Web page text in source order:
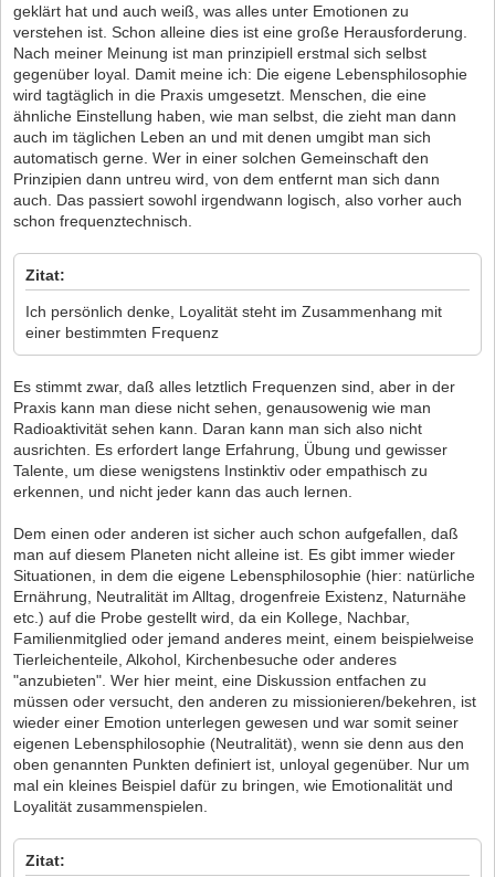
geklärt hat und auch weiß, was alles unter Emotionen zu
verstehen ist. Schon alleine dies ist eine große Herausforderung.
Nach meiner Meinung ist man prinzipiell erstmal sich selbst
gegenüber loyal. Damit meine ich: Die eigene Lebensphilosophie
wird tagtäglich in die Praxis umgesetzt. Menschen, die eine
ähnliche Einstellung haben, wie man selbst, die zieht man dann
auch im täglichen Leben an und mit denen umgibt man sich
automatisch gerne. Wer in einer solchen Gemeinschaft den
Prinzipien dann untreu wird, von dem entfernt man sich dann
auch. Das passiert sowohl irgendwann logisch, also vorher auch
schon frequenztechnisch.
Zitat:
Ich persönlich denke, Loyalität steht im Zusammenhang mit
einer bestimmten Frequenz
Es stimmt zwar, daß alles letztlich Frequenzen sind, aber in der
Praxis kann man diese nicht sehen, genausowenig wie man
Radioaktivität sehen kann. Daran kann man sich also nicht
ausrichten. Es erfordert lange Erfahrung, Übung und gewisser
Talente, um diese wenigstens Instinktiv oder empathisch zu
erkennen, und nicht jeder kann das auch lernen.
Dem einen oder anderen ist sicher auch schon aufgefallen, daß
man auf diesem Planeten nicht alleine ist. Es gibt immer wieder
Situationen, in dem die eigene Lebensphilosophie (hier: natürliche
Ernährung, Neutralität im Alltag, drogenfreie Existenz, Naturnähe
etc.) auf die Probe gestellt wird, da ein Kollege, Nachbar,
Familienmitglied oder jemand anderes meint, einem beispielweise
Tierleichenteile, Alkohol, Kirchenbesuche oder anderes
"anzubieten". Wer hier meint, eine Diskussion entfachen zu
müssen oder versucht, den anderen zu missionieren/bekehren, ist
wieder einer Emotion unterlegen gewesen und war somit seiner
eigenen Lebensphilosophie (Neutralität), wenn sie denn aus den
oben genannten Punkten definiert ist, unloyal gegenüber. Nur um
mal ein kleines Beispiel dafür zu bringen, wie Emotionalität und
Loyalität zusammenspielen.
Zitat: